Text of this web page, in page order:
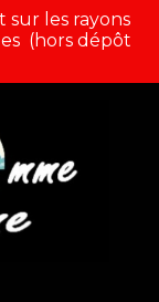
sur les rayons
(hors dépôt